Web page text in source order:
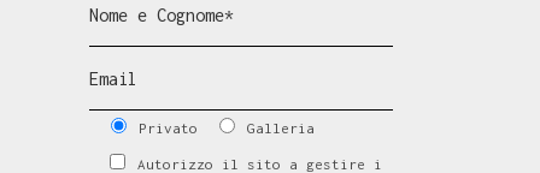
Privato Galleria
Autorizzo il sito a gestire i